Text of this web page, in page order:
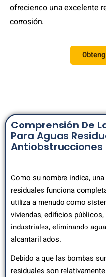
ofreciendo una excelente
corrosión.
Comprensión De
Para Aguas
Antiobstrucciones
Como su nombre indica,
residuales funciona
utiliza a menudo como
viviendas, edificios
industriales, eliminando
alcantarillados.
Debido a que las bombas
residuales son